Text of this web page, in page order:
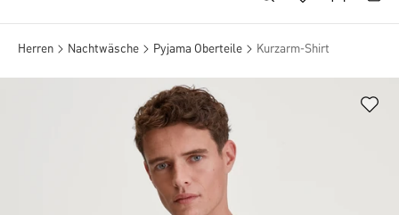
Herren Nachtwäsche Pyjama Oberteile Kurzarm-Shirt